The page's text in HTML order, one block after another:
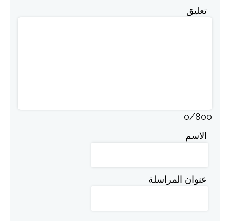
تعليق
0/800
الاسم
عنوان المراسلة